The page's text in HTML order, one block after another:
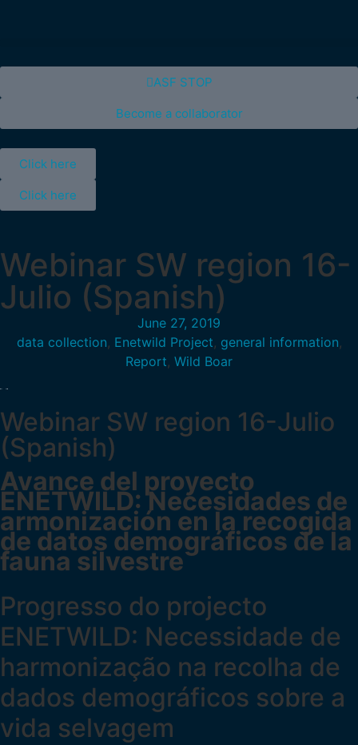
ASF STOP
Become a collaborator
Click here
Click here
Webinar SW region 16-
Julio (Spanish)
June 27, 2019
data collection, Enetwild Project, general information,
Report, Wild Boar
Webinar SW region 16-Julio
(Spanish)
Avance del proyecto
ENETWILD: Necesidades de
armonización en la recogida
de datos demográficos de la
fauna silvestre
Progresso do projecto
ENETWILD: Necessidade de
harmonização na recolha de
dados demográficos sobre a
vida selvagem